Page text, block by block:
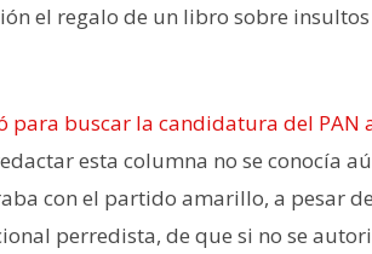
el regalo de un libro sobre
para buscar la candidatura del PAN
esta columna no se conocía
con el partido amarillo, a pesar
perredista, de que si no se